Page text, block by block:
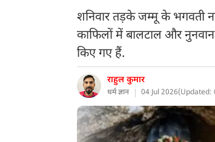
शनिवार तड़के जम्मू के भगवती
काफिलों में बालटाल और नुनवान
किए गए हैं.
राहुल कुमार
धर्म ज्ञान 04 Jul 2026(Updated: